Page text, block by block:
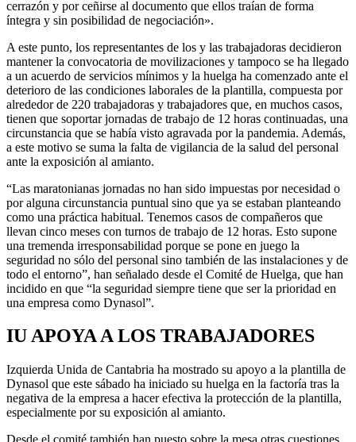
cerrazón y por ceñirse al documento que ellos traían de forma
íntegra y sin posibilidad de negociación».
A este punto, los representantes de los y las trabajadoras decidieron
mantener la convocatoria de movilizaciones y tampoco se ha llegado
a un acuerdo de servicios mínimos y la huelga ha comenzado ante el
deterioro de las condiciones laborales de la plantilla, compuesta por
alrededor de 220 trabajadoras y trabajadores que, en muchos casos,
tienen que soportar jornadas de trabajo de 12 horas continuadas, una
circunstancia que se había visto agravada por la pandemia. Además,
a este motivo se suma la falta de vigilancia de la salud del personal
ante la exposición al amianto.
“Las maratonianas jornadas no han sido impuestas por necesidad o
por alguna circunstancia puntual sino que ya se estaban planteando
como una práctica habitual. Tenemos casos de compañeros que
llevan cinco meses con turnos de trabajo de 12 horas. Esto supone
una tremenda irresponsabilidad porque se pone en juego la
seguridad no sólo del personal sino también de las instalaciones y de
todo el entorno”, han señalado desde el Comité de Huelga, que han
incidido en que “la seguridad siempre tiene que ser la prioridad en
una empresa como Dynasol”.
IU APOYA A LOS TRABAJADORES
Izquierda Unida de Cantabria ha mostrado su apoyo a la plantilla de
Dynasol que este sábado ha iniciado su huelga en la factoría tras la
negativa de la empresa a hacer efectiva la protección de la plantilla,
especialmente por su exposición al amianto.